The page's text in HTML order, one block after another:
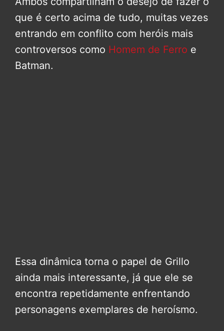
que é certo acima de tudo, muitas vezes
entrando em conflito com heróis mais
controversos como Homem de Ferro e
Batman.
Essa dinâmica torna o papel de Grillo
ainda mais interessante, já que ele se
encontra repetidamente enfrentando
personagens exemplares de heroísmo.